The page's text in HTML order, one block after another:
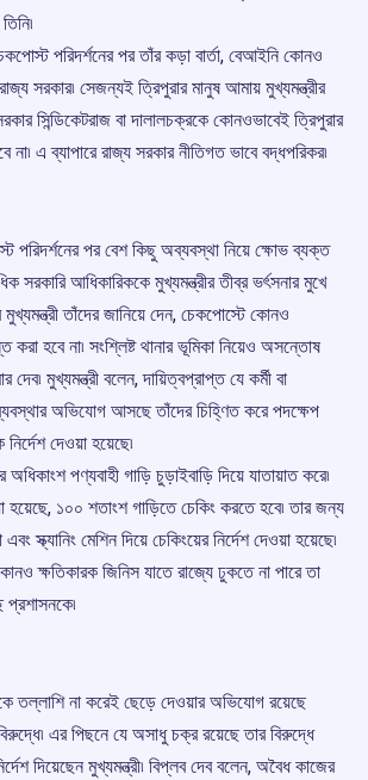
পরিদর্শনের পর তাঁর কড়া বার্তা, বেআইনি কোনও
সরকার৷ সেজন্যই ত্রিপুরার মানুষ আমায় মুখ্যমন্ত্রীর
সিন্ডিকেটরাজ বা দালালচক্রকে কোনওভাবেই ত্রিপুরার
না৷ এ ব্যাপারে রাজ্য সরকার নীতিগত ভাবে বদ্ধপরিকর৷
পরিদর্শনের পর বেশ কিছু অব্যবস্থা নিয়ে ক্ষোভ ব্যক্ত
সরকারি আধিকারিককে মুখ্যমন্ত্রীর তীব্র ভর্ৎসনার মুখে
তাঁদের জানিয়ে দেন, চেকপোস্টে কোনও
করা হবে না৷ সংশ্লিষ্ট থানার ভূমিকা নিয়েও অসন্তোষ
মুখ্যমন্ত্রী বলেন, দায়িত্বপ্রাপ্ত যে কর্মী বা
অভিযোগ আসছে তাঁদের চিহ্ণিত করে পদক্ষেপ
দেওয়া হয়েছে৷
অধিকাংশ পণ্যবাহী গাড়ি চুড়াইবাড়ি দিয়ে যাতায়াত করে৷
হয়েছে, ১০০ শতাংশ গাড়িতে চেকিং করতে হবে৷ তার জন্য
স্ক্যানিং মেশিন দিয়ে চেকিংয়ের নির্দেশ দেওয়া হয়েছে৷
ক্ষতিকারক জিনিস যাতে রাজ্যে ঢুকতে না পারে তা
প্রশাসনকে৷
তল্লাশি না করেই ছেড়ে দেওয়ার অভিযোগ রয়েছে
এর পিছনে যে অসাধু চক্র রয়েছে তার বিরুদ্ধে
দিয়েছেন মুখ্যমন্ত্রী৷ বিপ্লব দেব বলেন, অবৈধ কাজের